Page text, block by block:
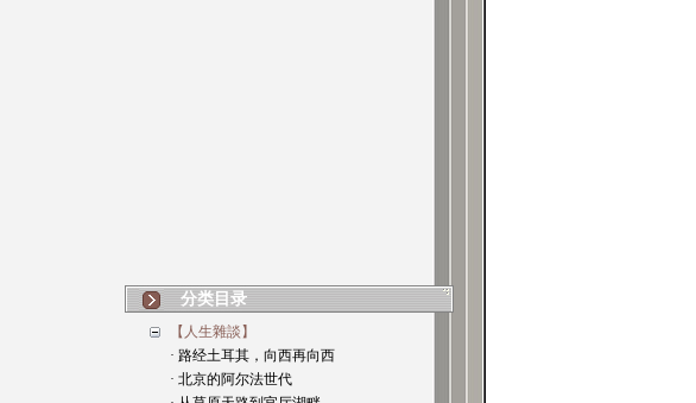
分类目录
【人生雜談】
· 路经土耳其，向西再向西
· 北京的阿尔法世代